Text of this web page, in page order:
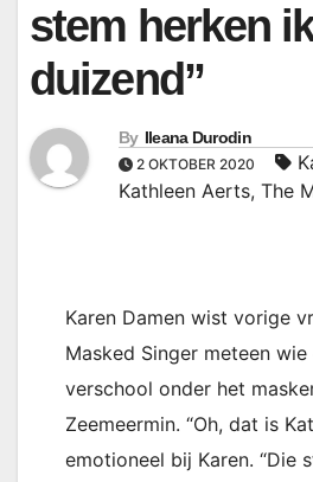
stem herken
duizend”
By Ileana Durodin
2 OKTOBER 2020
Kathleen Aerts, The
Karen Damen wist vorige
Masked Singer meteen
verschool onder het
Zeemeermin. “Oh, dat is
emotioneel bij Karen. “Die